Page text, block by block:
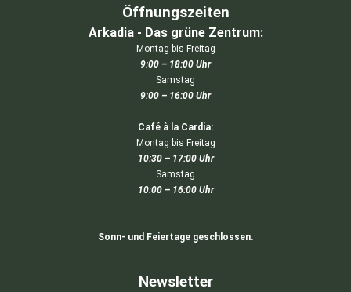
Öffnungszeiten
Arkadia - Das grüne Zentrum:
Montag bis Freitag
9:00 – 18:00 Uhr
Samstag
9:00 – 16:00 Uhr
Café à la Cardia:
Montag bis Freitag
10:30 – 17:00 Uhr
Samstag
10:00 – 16:00 Uhr
Sonn- und Feiertage geschlossen.
Newsletter